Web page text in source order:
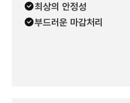
최상의 안정성
부드러운 마감처리